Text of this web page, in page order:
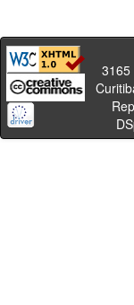
3165